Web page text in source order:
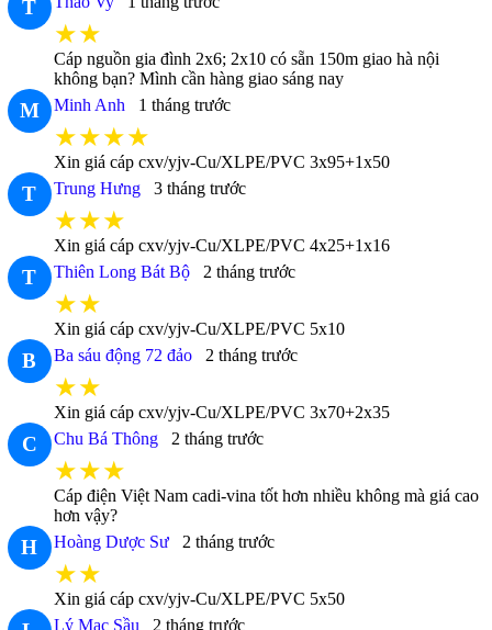
T
★★
Cáp nguồn gia đình 2x6; 2x10 có sẵn 150m giao hà nội
không bạn? Mình cần hàng giao sáng nay
M Minh Anh 1 tháng trước
★★★★
Xin giá cáp cxv/yjv-Cu/XLPE/PVC 3x95+1x50
T Trung Hưng 3 tháng trước
★★★
Xin giá cáp cxv/yjv-Cu/XLPE/PVC 4x25+1x16
T Thiên Long Bát Bộ 2 tháng trước
★★
Xin giá cáp cxv/yjv-Cu/XLPE/PVC 5x10
B Ba sáu động 72 đảo 2 tháng trước
★★
Xin giá cáp cxv/yjv-Cu/XLPE/PVC 3x70+2x35
C Chu Bá Thông 2 tháng trước
★★★
Cáp điện Việt Nam cadi-vina tốt hơn nhiều không mà giá cao
hơn vậy?
H Hoàng Dược Sư 2 tháng trước
★★
Xin giá cáp cxv/yjv-Cu/XLPE/PVC 5x50
Lý Mạc Sầu 2 tháng trước